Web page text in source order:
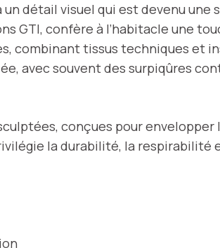
détail visuel qui est devenu une
GTI, confère à l’habitacle une
combinant tissus techniques et
avec souvent des surpiqûres
conçues pour
la durabilité, la respirabilité